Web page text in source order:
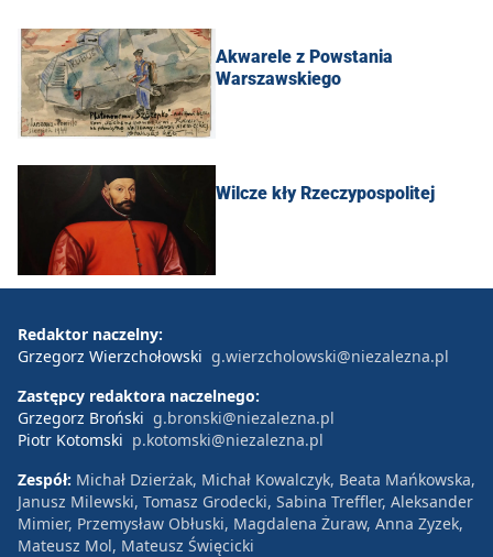
Akwarele z Powstania
Warszawskiego
Wilcze kły Rzeczypospolitej
Redaktor naczelny:
Grzegorz Wierzchołowski g.wierzcholowski@niezalezna.pl
Zastępcy redaktora naczelnego:
Grzegorz Broński g.bronski@niezalezna.pl
Piotr Kotomski p.kotomski@niezalezna.pl
Zespół: Michał Dzierżak, Michał Kowalczyk, Beata Mańkowska,
Janusz Milewski, Tomasz Grodecki, Sabina Treffler, Aleksander
Mimier, Przemysław Obłuski, Magdalena Żuraw, Anna Zyzek,
Mateusz Mol, Mateusz Święcicki